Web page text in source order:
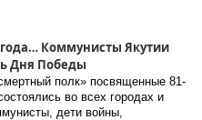
Коммунисты Якутии
Дня Победы
полк» посвященные 81-
во всех городах и
дети войны,